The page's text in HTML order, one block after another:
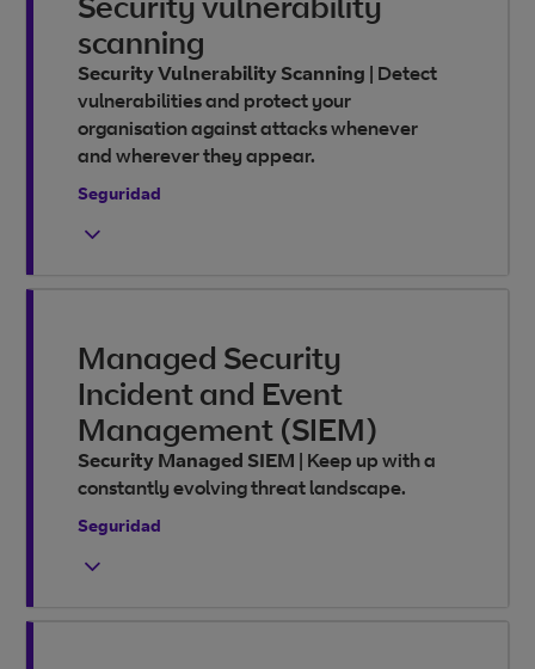
scanning
Security Vulnerability Scanning | Detect
vulnerabilities and protect your
organisation against attacks whenever
and wherever they appear.
Seguridad
Managed Security
Incident and Event
Management (SIEM)
Security Managed SIEM | Keep up with a
constantly evolving threat landscape.
Seguridad